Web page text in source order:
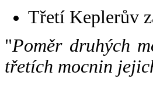
Třetí Keplerův
"Poměr druhých
třetích mocnin